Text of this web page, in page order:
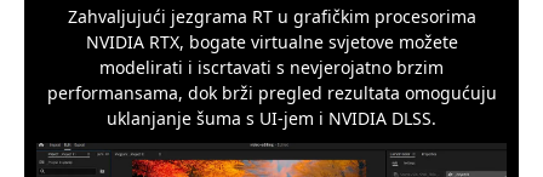
Zahvaljujući jezgrama RT u grafičkim procesorima
NVIDIA RTX, bogate virtualne svjetove možete
modelirati i iscrtavati s nevjerojatno brzim
performansama, dok brži pregled rezultata omogućuju
uklanjanje šuma s UI-jem i NVIDIA DLSS.